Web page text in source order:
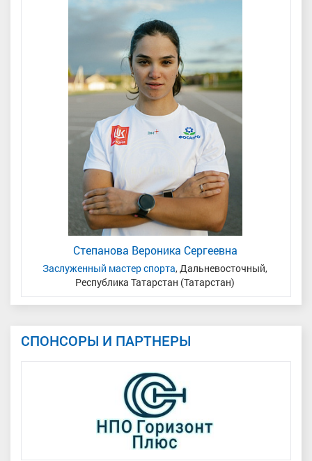
Степанова Вероника Сергеевна
Заслуженный мастер спорта, Дальневосточный,
Республика Татарстан (Татарстан)
СПОНСОРЫ И ПАРТНЕРЫ